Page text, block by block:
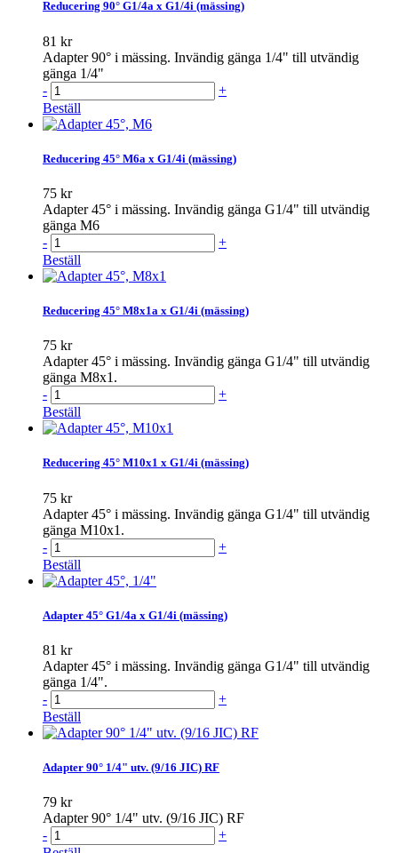
Reducering 90° G1/4a x G1/4i (mässing)
81 kr
Adapter 90° i mässing. Invändig gänga 1/4" till utvändig
gänga 1/4"
-
+
Beställ
Reducering 45° M6a x G1/4i (mässing)
75 kr
Adapter 45° i mässing. Invändig gänga G1/4" till utvändig
gänga M6
-
+
Beställ
Reducering 45° M8x1a x G1/4i (mässing)
75 kr
Adapter 45° i mässing. Invändig gänga G1/4" till utvändig
gänga M8x1.
-
+
Beställ
Reducering 45° M10x1 x G1/4i (mässing)
75 kr
Adapter 45° i mässing. Invändig gänga G1/4" till utvändig
gänga M10x1.
-
+
Beställ
Adapter 45° G1/4a x G1/4i (mässing)
81 kr
Adapter 45° i mässing. Invändig gänga G1/4" till utvändig
gänga 1/4".
-
+
Beställ
Adapter 90° 1/4" utv. (9/16 JIC) RF
79 kr
Adapter 90° 1/4" utv. (9/16 JIC) RF
-
+